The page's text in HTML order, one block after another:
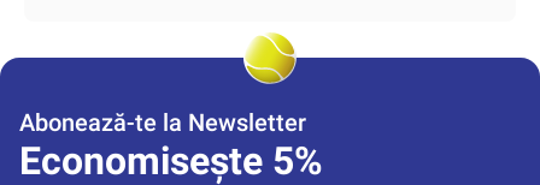
Abonează-te la Newsletter
Economisește 5%